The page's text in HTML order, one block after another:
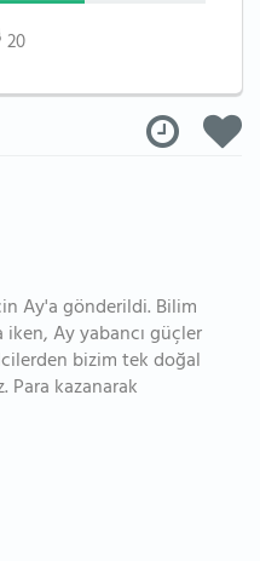
20
Ay'a gönderildi. Bilim
Ay yabancı güçler
bizim tek doğal
Para kazanarak